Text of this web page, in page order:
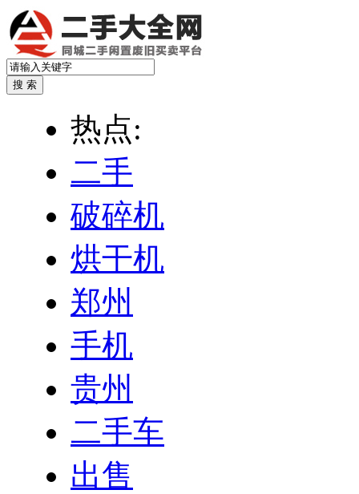
热点:
二手
破碎机
烘干机
郑州
手机
贵州
二手车
出售